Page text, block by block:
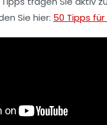
Sie hier: 50 Tipps